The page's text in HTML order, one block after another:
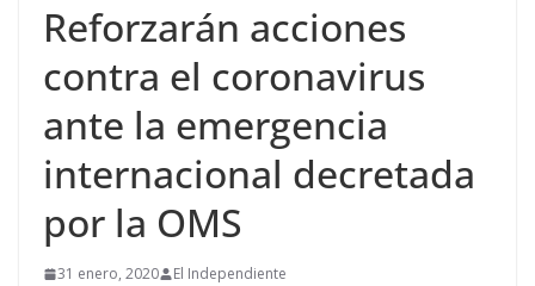
Reforzarán acciones
contra el coronavirus
ante la emergencia
internacional decretada
por la OMS
31 enero, 2020 El Independiente